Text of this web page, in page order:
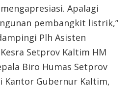
Apalagi
pembangkit listrik,”
Plh Asisten
Setprov Kaltim HM
Biro Humas Setprov
Kantor Gubernur Kaltim,